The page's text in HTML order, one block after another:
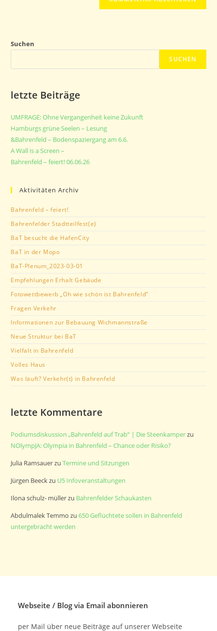
Suchen
SUCHEN
letzte Beiträge
UMFRAGE: Ohne Vergangenheit keine Zukunft
Hamburgs grüne Seelen – Lesung
&Bahrenfeld – Bodenspaziergang am 6.6.
A Wall is a Screen –
Bahrenfeld – feiert! 06.06.26
Aktivitäten Archiv
Bahrenfeld – feiert!
Bahrenfelder Stadtteilfest(e)
BaT besucht die HafenCity
BaT in der Mopo
BaT-Plenum_2023-03-01
Empfehlungen Erhalt Gebäude
Fotowettbewerb „Oh wie schön ist Bahrenfeld“
Fragen Verkehr
Informationen zur Bebauung Wichmannstraße
Neue Struktur bei BaT
Vielfalt in Bahrenfeld
Volles Haus
Was läuft? Verkehr(t) in Bahrenfeld
letzte Kommentare
Podiumsdiskussion „Bahrenfeld auf Trab“ | Die Steenkamperzu
NOlympJA: Olympia in Bahrenfeld – Chance oder Risiko?
Julia RamsauerzuTermine und Sitzungen
Jürgen Beeck zu U5 Infoveranstaltungen
Ilona schulz- müllerzu Bahrenfelder Schaukasten
Abdulmalek Temmo zu650 Geflüchtete sollen in Bahrenfeld
untergebracht werden
Webseite / Blog via Email abonnieren
per Mail über neue Beiträge auf unserer Webseite